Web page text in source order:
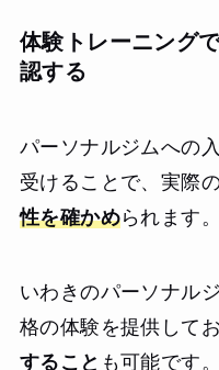
体験トレーニング
認する
パーソナルジムへの
受けることで、実際
性を確かめられます。
いわきのパーソナル
格の体験を提供してお
すること も可能です。